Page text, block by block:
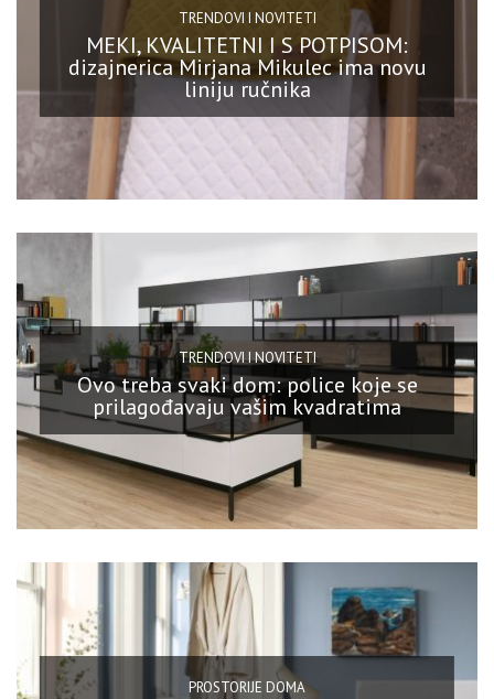
TRENDOVI I NOVITETI
MEKI, KVALITETNI I S POTPISOM:
dizajnerica Mirjana Mikulec ima novu
liniju ručnika
TRENDOVI I NOVITETI
Ovo treba svaki dom: police koje se
prilagođavaju vašim kvadratima
PROSTORIJE DOMA